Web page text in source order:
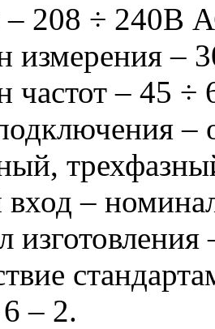
– 208 ÷ 240В
измерения –
частот – 45 ÷
–
вход –
– 2.